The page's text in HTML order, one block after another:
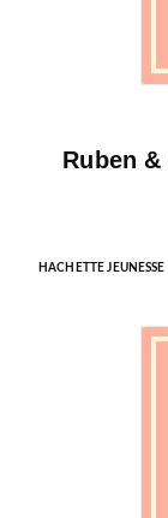
Ruben
HACHETTE JEUNESSE